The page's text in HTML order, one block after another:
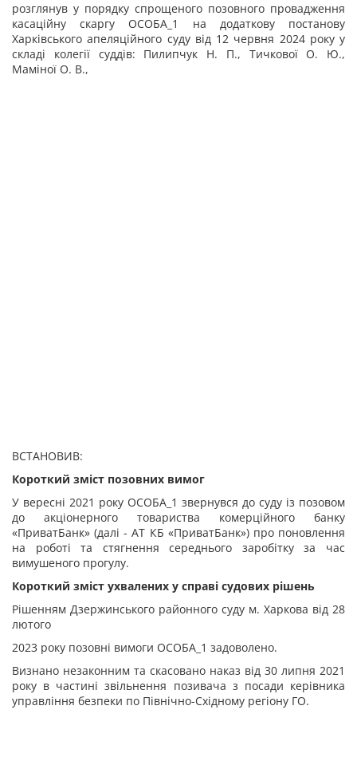
розглянув у порядку спрощеного позовного провадження
касаційну скаргу ОСОБА_1 на додатковупостанову
Харківського апеляційного суду від 12 червня 2024 року у
складі колегії суддів: Пилипчук Н. П., Тичкової О. Ю.,
Маміної О. В.,
ВСТАНОВИВ:
Короткий зміст позовних вимог
У вересні 2021 року ОСОБА_1 звернувся до суду із позовом
до акціонерного товариства комерційного банку
«ПриватБанк» (далі - АТ КБ «ПриватБанк») про поновлення
на роботі та стягнення середнього заробітку за час
вимушеного прогулу.
Короткий зміст ухвалених у справі судових рішень
Рішенням Дзержинського районного суду м. Харкова від 28
лютого
2023 року позовні вимоги ОСОБА_1 задоволено.
Визнано незаконним та скасовано наказ від 30 липня 2021
року в частині звільнення позивача з посади керівника
управління безпеки по Північно-Східному регіону ГО.